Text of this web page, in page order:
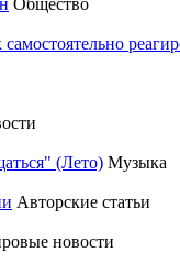
Общество
(Лето) Музыка
Авторские статьи
новости